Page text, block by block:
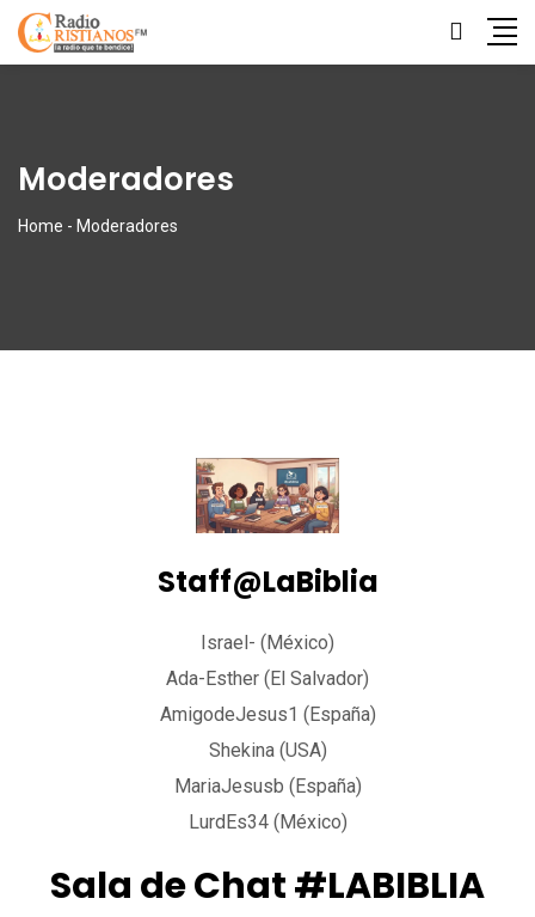
Moderadores
Home - Moderadores
Staff@LaBiblia
Israel- (México)
Ada-Esther (El Salvador)
AmigodeJesus1 (España)
Shekina (USA)
MariaJesusb (España)
LurdEs34 (México)
Sala de Chat #LABIBLIA